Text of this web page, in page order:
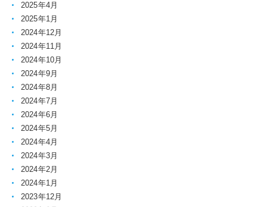
2025年4月
2025年1月
2024年12月
2024年11月
2024年10月
2024年9月
2024年8月
2024年7月
2024年6月
2024年5月
2024年4月
2024年3月
2024年2月
2024年1月
2023年12月